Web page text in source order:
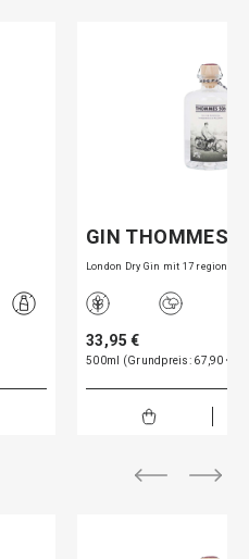
GIN THOMMES
London Dry Gin mit 17 regiona…
33,95 €
500ml (Grundpreis: 67,90 €